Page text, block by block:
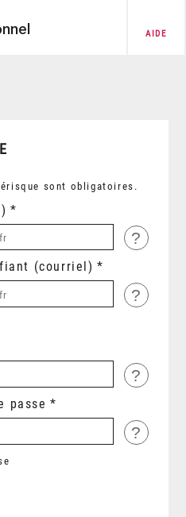
AIDE
sont obligatoires.
?
(courriel)
?
?
passe
?